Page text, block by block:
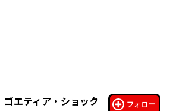
ゴエティア・ショック フォロー